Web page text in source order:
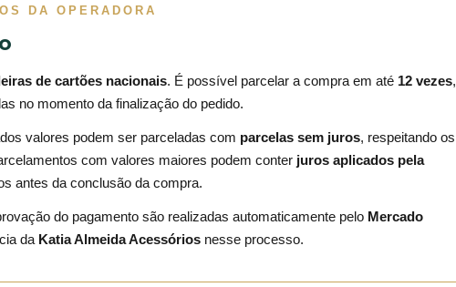
DA OPERADORA
de cartões nacionais. É possível parcelar a compra em até 12 vezes,
no momento da finalização do pedido.
valores podem ser parceladas com parcelas sem juros, respeitando os
com valores maiores podem conter juros aplicados pela
antes da conclusão da compra.
do pagamento são realizadas automaticamente pelo Mercado
da Katia Almeida Acessórios nesse processo.